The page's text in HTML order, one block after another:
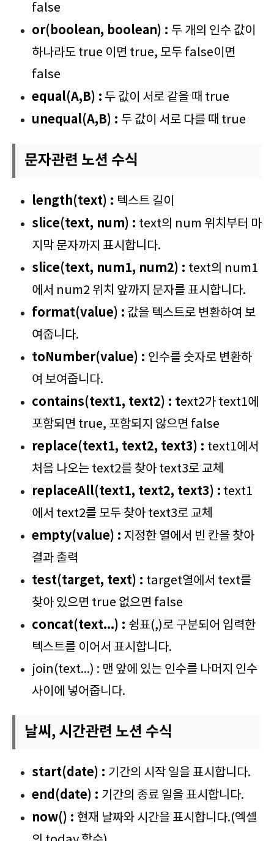
false
or(boolean, boolean) : 두 개의 인수 값이
하나라도 true 이면 true, 모두 false이면
false
equal(A,B) : 두 값이 서로 같을 때 true
unequal(A,B) : 두 값이 서로 다를 때 true
문자관련 노션 수식
length(text) : 텍스트 길이
slice(text, num) : text의 num 위치부터 마
지막 문자까지 표시합니다.
slice(text, num1, num2) : text의 num1
에서 num2 위치 앞까지 문자를 표시합니다.
format(value) : 값을 텍스트로 변환하여 보
여줍니다.
toNumber(value) : 인수를 숫자로 변환하
여 보여줍니다.
contains(text1, text2) : text2가 text1에
포함되면 true, 포함되지 않으면 false
replace(text1, text2, text3) : text1에서
처음 나오는 text2를 찾아 text3로 교체
replaceAll(text1, text2, text3) : text1
에서 text2를 모두 찾아 text3로 교체
empty(value) : 지정한 열에서 빈 칸을 찾아
결과 출력
test(target, text) : target열에서 text를
찾아 있으면 true 없으면 false
concat(text...) : 쉼표(,)로 구분되어 입력한
텍스트를 이어서 표시합니다.
join(text...) : 맨 앞에 있는 인수를 나머지 인수
사이에 넣어줍니다.
날씨, 시간관련 노션 수식
start(date) : 기간의 시작 일을 표시합니다.
end(date) : 기간의 종료 일을 표시합니다.
now() : 현재 날짜와 시간을 표시합니다.(엑셀